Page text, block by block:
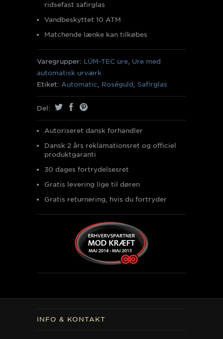
ridsefast safirglas
Vandbeskyttet 10 ATM
Matchende lænke kan tilkøbes
Varegrupper: LÜM-TEC ure, Ure med
automatisk urværk
Etiket: Automatic, Roséguld , Safirglas
Del:
Autoriseret dansk forhandler
Dansk 2 års reklamationsret og officiel
produktgaranti
30 dages fortrydelsesret
Gratis levering lige til døren
Gratis returnering, hvis du fortryder
INFO & KONTAKT